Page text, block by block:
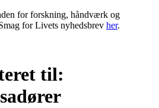
for forskning, håndværk og
for Livets nyhedsbrev her.
til: